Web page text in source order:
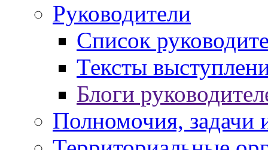
Руководители
Список
Тексты
Блоги
Полномочия, задачи